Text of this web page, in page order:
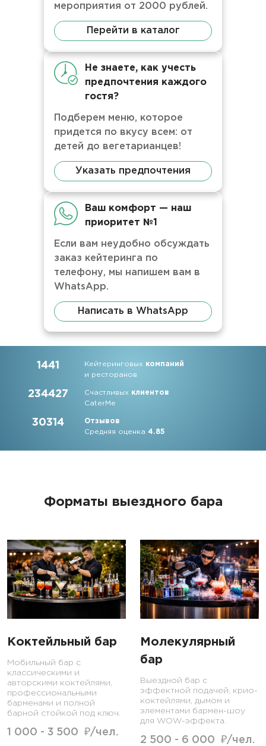
мероприятия от 2000 рублей.
Перейти в каталог
Не знаете, как учесть
предпочтения каждого
гостя?
Подберем меню, которое
придется по вкусу всем: от
детей до вегетарианцев!
Указать предпочтения
Ваш комфорт — наш
приоритет №1
Если вам неудобно обсуждать
заказ кейтеринга по
телефону, мы напишем вам в
WhatsApp.
Написать в WhatsApp
1441 Кейтеринговых компаний
и ресторанов
234427 Счастливых клиентов
CaterMe
30314
Отзывов
Средняя оценка4.85
Форматы выездного бара
Коктейльный бар
Мобильный бар с
классическими и
авторскими коктейлями,
профессиональными
барменами и полной
барной стойкой под ключ.
1 000 - 3 500 ₽/чел.
Молекулярный
бар
Выездной бар с
эффектной подачей, крио-
коктейлями, дымом и
элементами бармен-шоу
для WOW-эффекта.
2 500 - 6 000 ₽/чел.